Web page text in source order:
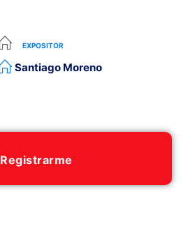
EXPOSITOR
Santiago Moreno
Registrarme